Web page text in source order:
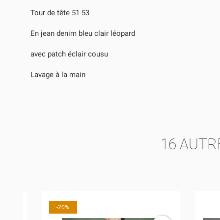
Tour de tête 51-53
En jean denim bleu clair léopard
avec patch éclair cousu
Lavage à la main
16
-20%